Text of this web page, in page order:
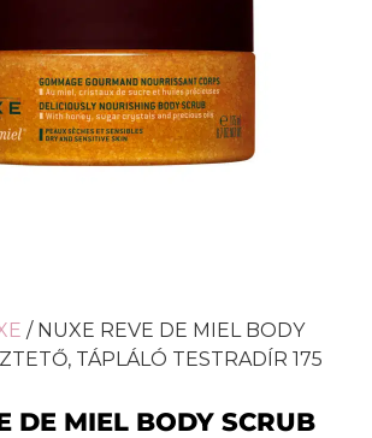
/ NUXE REVE DE MIEL BODY
TÁPLÁLÓ TESTRADÍR 175
DE MIEL BODY SCRUB